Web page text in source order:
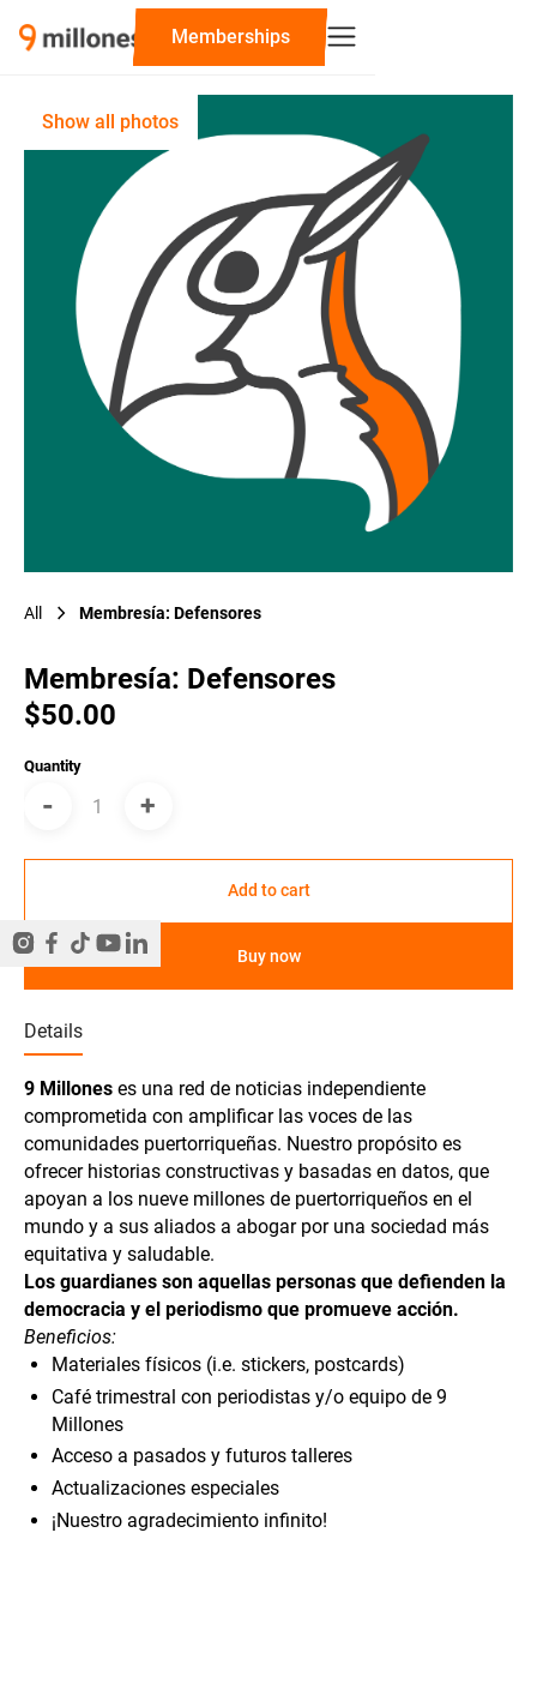
‍Memberships
All Membresía: Defensores
Show all photos
Membresía: Defensores
$50.00
Quantity
- +
Add to cart
Buy now
Details
9 Millones es una red de noticias independiente
comprometida con amplificar las voces de las
comunidades puertorriqueñas. Nuestro propósito es
ofrecer historias constructivas y basadas en datos, que
apoyan a los nueve millones de puertorriqueños en el
mundo y a sus aliados a abogar por una sociedad más
equitativa y saludable.
Los guardianes son aquellas personas que defienden la
democracia y el periodismo que promueve acción.
Beneficios:
Materiales físicos (i.e. stickers, postcards)
Café trimestral con periodistas y/o equipo de 9
Millones
Acceso a pasados y futuros talleres
Actualizaciones especiales
¡Nuestro agradecimiento infinito!